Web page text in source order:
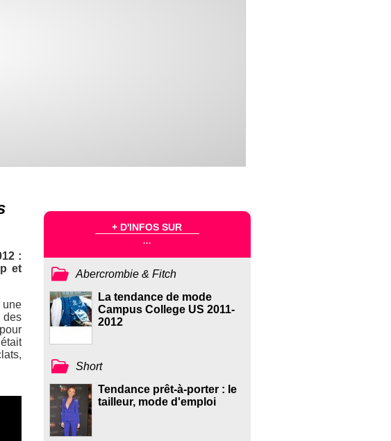
:
et
des
+ D'INFOS SUR
...
Abercrombie & Fitch
La tendance de mode
Campus College US 2011-
2012
Short
Tendance prêt-à-porter : le
tailleur, mode d'emploi